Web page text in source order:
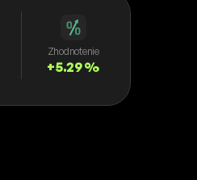
Zhodnotenie
+5.29 %